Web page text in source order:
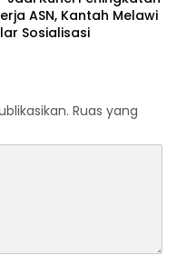
ASN, Kantah Melawi
Sosialisasi
Ruas yang